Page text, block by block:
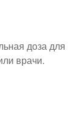
доза для
врачи.